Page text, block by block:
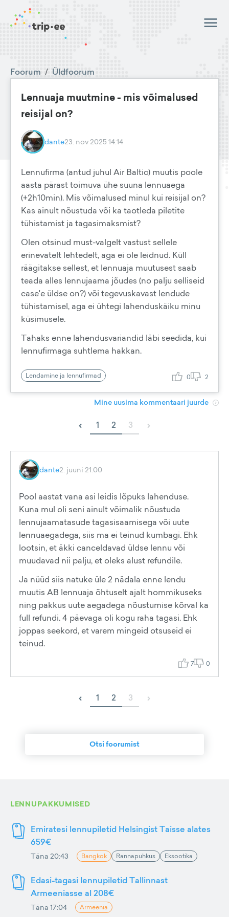
Foorum / Üldfoorum
Lennuaja muutmine - mis võimalused
reisijal on?
dante23. nov 2025 14:14
Lennufirma (antud juhul Air Baltic) muutis poole
aasta pärast toimuva ühe suuna lennuaega
(+2h10min). Mis võimalused minul kui reisijal on?
Kas ainult nõustuda või ka taotleda piletite
tühistamist ja tagasimaksmist?
Olen otsinud must-valgelt vastust sellele
erinevatelt lehtedelt, aga ei ole leidnud. Küll
räägitakse sellest, et lennuaja muutusest saab
teada alles lennujaama jõudes (no palju selliseid
case'e üldse on?) või tegevuskavast lendude
tühistamisel, aga ei ühtegi lahenduskäiku minu
küsimusele.
Tahaks enne lahendusvariandid läbi seedida, kui
lennufirmaga suhtlema hakkan.
Lendamine ja lennufirmad 0 2
Mine uusima kommentaari juurde
‹ 1 2 3 ›
dante2. juuni 21:00
Pool aastat vana asi leidis lõpuks lahenduse.
Kuna mul oli seni ainult võimalik nõustuda
lennujaamatasude tagasisaamisega või uute
lennuaegadega, siis ma ei teinud kumbagi. Ehk
lootsin, et äkki canceldavad üldse lennu või
muudavad nii palju, et oleks alust refundile.
Ja nüüd siis natuke üle 2 nädala enne lendu
muutis AB lennuaja õhtuselt ajalt hommikuseks
ning pakkus uute aegadega nõustumise kõrval ka
full refundi. 4 päevaga oli kogu raha tagasi. Ehk
joppas seekord, et varem mingeid otsuseid ei
teinud.
7 0
‹ 1 2 3 ›
Otsi foorumist
LENNUPAKKUMISED
Emiratesi lennupiletid Helsingist Taisse alates
659€
Täna 20:43 Bangkok Rannapuhkus Eksootika
Edasi-tagasi lennupiletid Tallinnast
Armeeniasse al 208€
Täna 17:04 Armeenia